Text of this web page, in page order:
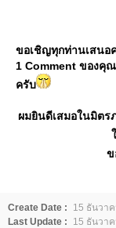
ขอเชิญทุกท่านเสนอ
1 Comment ของคุ
ครับ
ผมยินดีเสมอในมิตร
ข
Create Date :
15 ธันวา
Last Update :
15 ธันวา